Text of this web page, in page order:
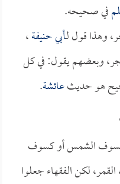
في صحيحه.
وهذا قول لـأبي حنيفة،
وبعضهم يقول: في كل
هو حديثعائشة.
الشمس أو كسوف
لكن الفقهاء جعلوا